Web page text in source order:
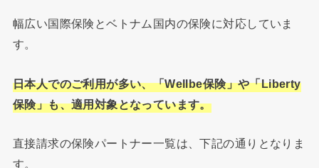
幅広い国際保険とベトナム国内の保険に対応していま
す。
日本人でのご利用が多い、「Wellbe保険」や「Liberty
保険」も、適用対象となっています。
直接請求の保険パートナー一覧は、下記の通りとなりま
す。